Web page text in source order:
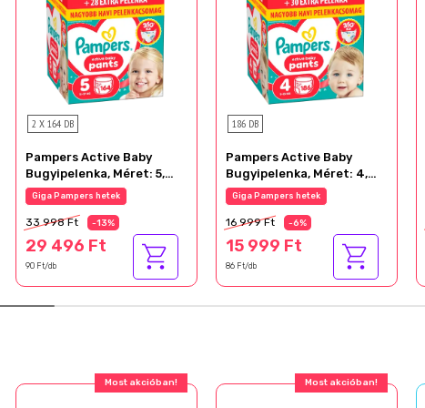
2 X 164 DB
Pampers Active Baby
Bugyipelenka, Méret: 5,
164 db Pelenka, 11kg-17kg
Giga Pampers hetek
33 998 Ft -13%
29 496 Ft
90 Ft/db
186 DB
Pampers Active Baby
Bugyipelenka, Méret: 4,
186 db Pelenka, 9kg-15kg
Giga Pampers hetek
16 999 Ft -6%
15 999 Ft
86 Ft/db
Most akcióban! Most akcióban!